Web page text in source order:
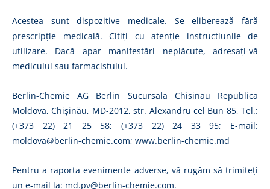
Acestea sunt dispozitive medicale. Se eliberează fără
prescripție medicală. Citiți cu atenție instructiunile de
utilizare. Dacă apar manifestări neplăcute, adresați-vă
medicului sau farmacistului.
Berlin-Chemie AG Berlin Sucursala Chisinau Republica
Moldova, Chișinău, MD-2012, str. Alexandru cel Bun 85, Tel.:
(+373 22) 21 25 58; (+373 22) 24 33 95; E-mail:
moldova@berlin-chemie.com; www.berlin-chemie.md
Pentru a raporta evenimente adverse, vă rugăm să trimiteți
un e-mail la: md.pv@berlin-chemie.com.